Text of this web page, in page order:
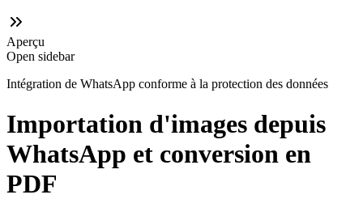
Aperçu
Open sidebar
Intégration de WhatsApp conforme à la protection des données
Importation d'images depuis
WhatsApp et conversion en
PDF